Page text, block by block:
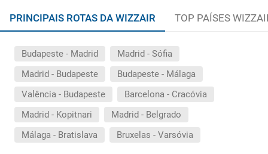
Voos de Madrid para Belgrado
Voos de Málaga para Bratislava
Reserve o seu voo com a WIZZAIR através da Logitravel.
PRINCIPAIS ROTAS DA WIZZAIR TOP PAÍSES
Budapeste - Madrid
Madrid - Sófia
Madrid - Budapeste
Budapeste - Málaga
Valência - Budapeste
Barcelona - Cracóvia
Madrid - Kopitnari
Madrid - Belgrado
Málaga - Bratislava
Bruxelas - Varsóvia